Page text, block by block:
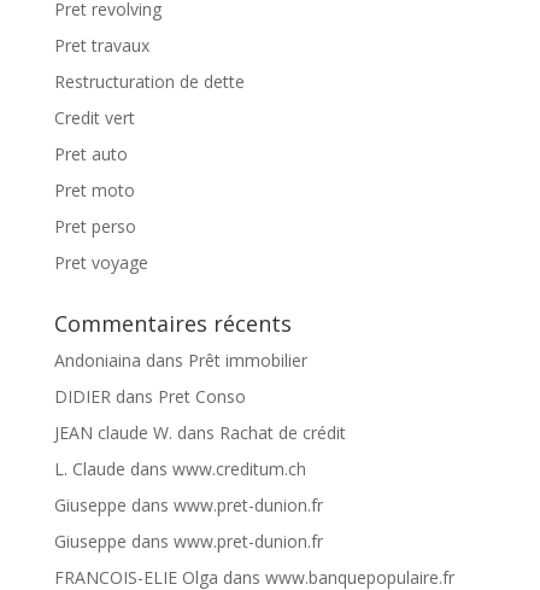
Pret revolving
Pret travaux
Restructuration de dette
Credit vert
Pret auto
Pret moto
Pret perso
Pret voyage
Commentaires récents
Andoniaina dans Prêt immobilier
DIDIERdans Pret Conso
JEAN claude W. dans Rachat de crédit
L. Claude dans www.creditum.ch
Giuseppe dans www.pret-dunion.fr
Giuseppe dans www.pret-dunion.fr
FRANCOIS-ELIE Olga dans www.banquepopulaire.fr